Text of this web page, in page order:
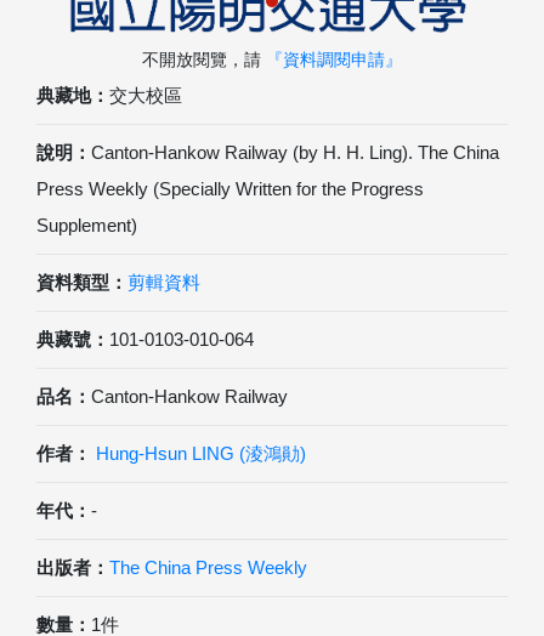
典藏地： 交大校區
說明： Canton-Hankow Railway (by H. H. Ling). The China
Press Weekly (Specially Written for the Progress
Supplement)
資料類型： 剪輯資料
典藏號： 101-0103-010-064
品名： Canton-Hankow Railway
作者： Hung-Hsun LING (淩鴻勛)
年代： -
出版者： The China Press Weekly
數量： 1件
不開放閱覽，請 『資料調閱申請』